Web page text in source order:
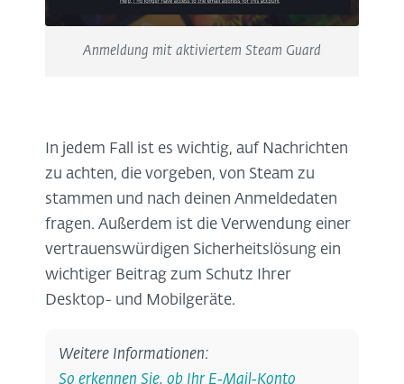
Anmeldung mit aktiviertem Steam Guard
In jedem Fall ist es wichtig, auf Nachrichten
zu achten, die vorgeben, von Steam zu
stammen und nach deinen Anmeldedaten
fragen. Außerdem ist die Verwendung einer
vertrauenswürdigen Sicherheitslösung ein
wichtiger Beitrag zum Schutz Ihrer
Desktop- und Mobilgeräte.
Weitere Informationen:
So erkennen Sie, ob Ihr E‑Mail‑Konto